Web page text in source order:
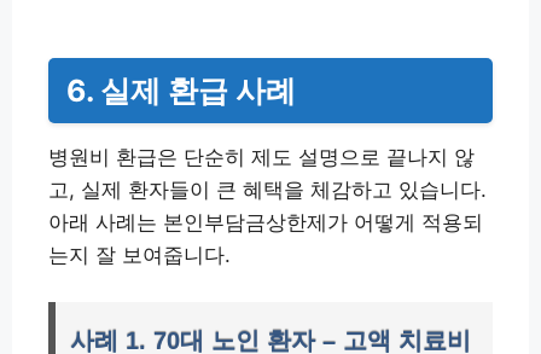
6. 실제 환급 사례
병원비 환급은 단순히 제도 설명으로 끝나지 않
고, 실제 환자들이 큰 혜택을 체감하고 있습니다.
아래 사례는 본인부담금상한제가 어떻게 적용되
는지 잘 보여줍니다.
사례 1. 70대 노인 환자 – 고액 치료비